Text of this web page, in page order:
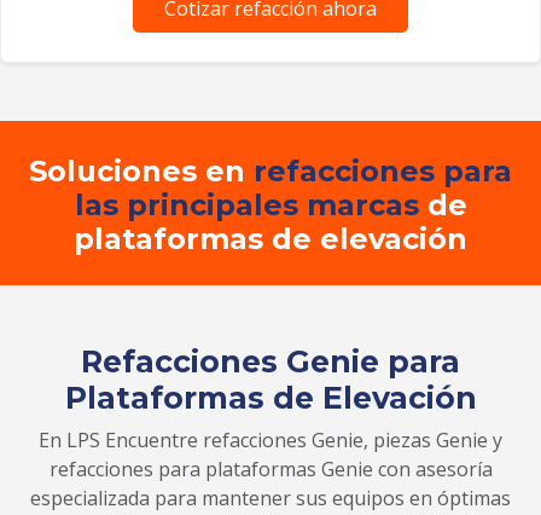
Cotizar refacción ahora
Soluciones en refacciones para
las principales marcasde
plataformas de elevación
Refacciones Genie para
Plataformas de Elevación
En LPS Encuentre refacciones Genie, piezas Genie y
refacciones para plataformas Genie con asesoría
especializada para mantener sus equipos en óptimas